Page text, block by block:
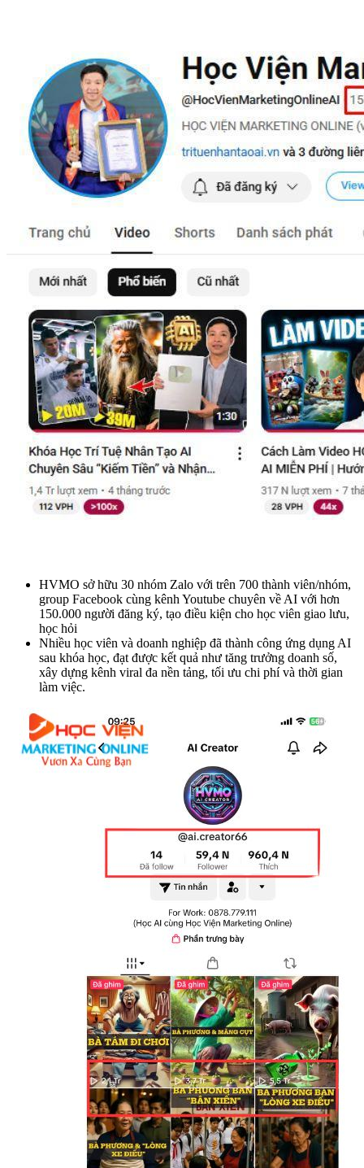
HVMO sở hữu 30 nhóm Zalo với trên 700 thành viên/nhóm,
group Facebook cùng kênh Youtube chuyên về AI với hơn
150.000 người đăng ký, tạo điều kiện cho học viên giao lưu,
học hỏi
Nhiều học viên và doanh nghiệp đã thành công ứng dụng AI
sau khóa học, đạt được kết quả như tăng trưởng doanh số,
xây dựng kênh viral đa nền tảng, tối ưu chi phí và thời gian
làm việc.